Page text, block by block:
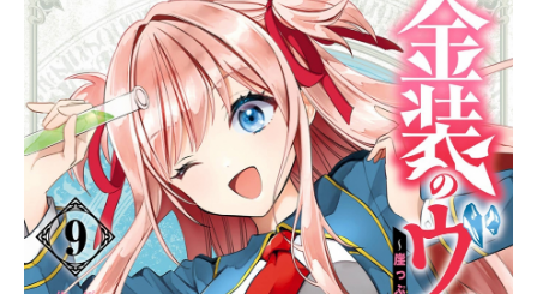
鍛え抜いてみたい」と強く望む。そ
の願いは女神に聞き届けられ、遥か
未来へと転生を果たした……しか
し、生まれた先は騎士の名家の
『娘』!?そして何故か、騎士失格の
烙印を押されてしまうが……――
「むしろ好都合。出世をせずに最前
線に居続けられる。実戦に勝る修行
はない！」幼馴染みであるラフィニ
アの従騎士として修練を積むために
王立騎士アカデミーへの入学を目指